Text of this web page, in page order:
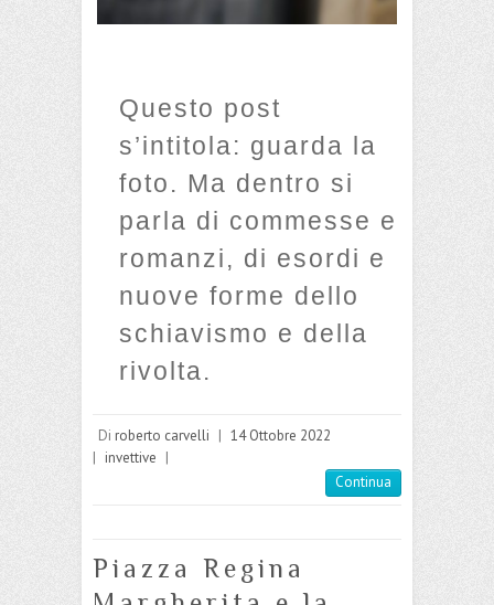
Questo post
s’intitola: guarda la
foto. Ma dentro si
parla di commesse e
romanzi, di esordi e
nuove forme dello
schiavismo e della
rivolta.
Di roberto carvelli | 14 Ottobre 2022
| invettive |
Continua
Piazza Regina